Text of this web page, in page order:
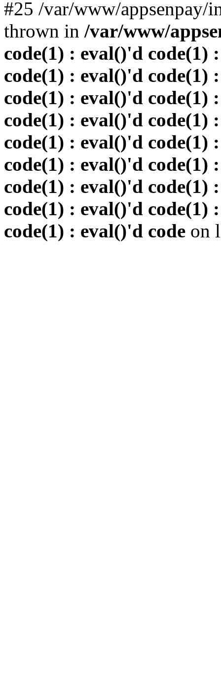
#25 /var/www/
thrown in /var/www/
code(1) : eval()'d code(1)
code(1) : eval()'d code(1)
code(1) : eval()'d code(1)
code(1) : eval()'d code(1)
code(1) : eval()'d code(1)
code(1) : eval()'d code(1)
code(1) : eval()'d code(1)
code(1) : eval()'d code(1)
code(1) : eval()'d code on